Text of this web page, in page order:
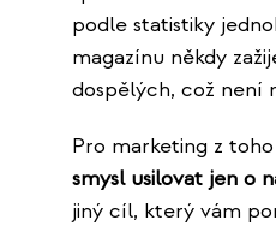
podle statistiky
magazínu někdy
dospělých, což není
Pro marketing z
smysl usilovat jen o
jiný cíl, který vám